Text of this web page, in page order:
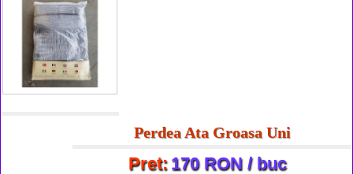
Perdea Ata Groasa Uni
Pret: 170 RON / buc